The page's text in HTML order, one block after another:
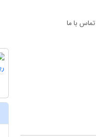
تماس با ما